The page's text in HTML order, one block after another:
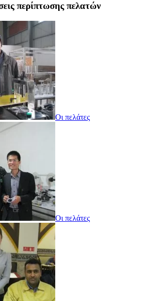
περίπτωσης πελατών
Οι πελάτες
Οι πελάτες